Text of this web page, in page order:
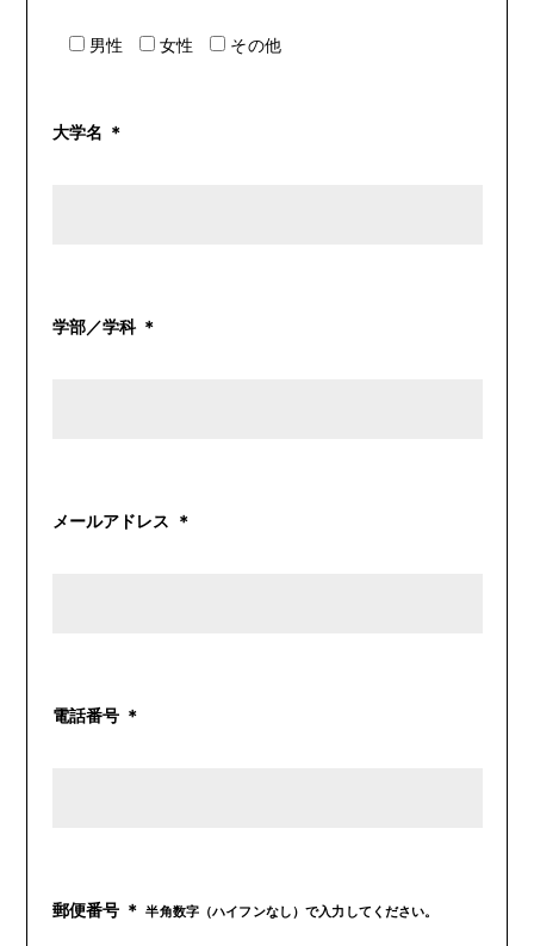
男性 女性 その他
大学名 ＊
学部／学科 ＊
メールアドレス ＊
電話番号 ＊
郵便番号 ＊半角数字（ハイフンなし）で入力してください。